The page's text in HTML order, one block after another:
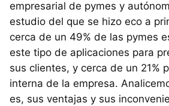
empresarial de pymes y
estudio del que se hizo eco a
cerca de un 49% de las pymes
este tipo de aplicaciones para
sus clientes, y cerca de un 21%
interna de la empresa.
es, sus ventajas y sus